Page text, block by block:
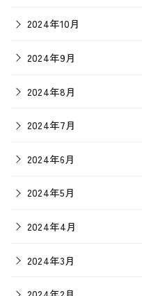
2024年10月
2024年9月
2024年8月
2024年7月
2024年6月
2024年5月
2024年4月
2024年3月